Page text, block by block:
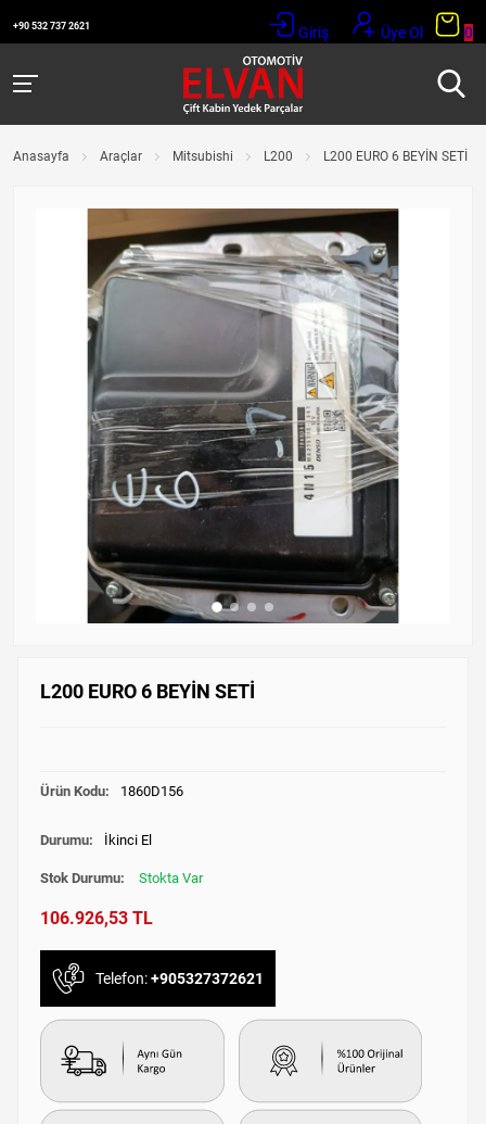
+90 532 737 2621 Giriş Üye Ol 0
Anasayfa Araçlar Mitsubishi L200 L200 EURO 6 BEYİN SETİ
L200 EURO 6 BEYİN SETİ
Ürün Kodu: 1860D156
Durumu: İkinci El
Stok Durumu: Stokta Var
106.926,53 TL
Telefon:+905327372621